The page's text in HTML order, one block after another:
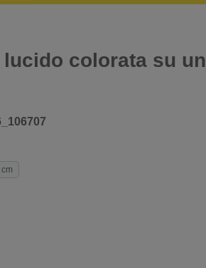
lucido colorata su un